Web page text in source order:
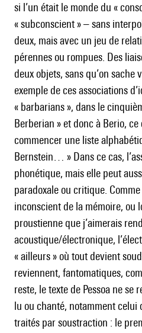
si l’un était le monde du «
« subconscient » – sans
deux, mais avec un jeu de
pérennes ou rompues. Des
deux objets, sans qu’on
exemple de ces associations
« barbarians », dans le
Berberian » et donc à Berio,
commencer une liste
Bernstein… » Dans ce cas,
phonétique, mais elle peut
paradoxale ou critique.
inconscient de la mémoire, ou
proustienne que j’aimerais
acoustique/électronique,
« ailleurs » où tout devient
reviennent, fantomatiques,
reste, le texte de Pessoa ne
lu ou chanté, notamment celui
traités par soustraction : le